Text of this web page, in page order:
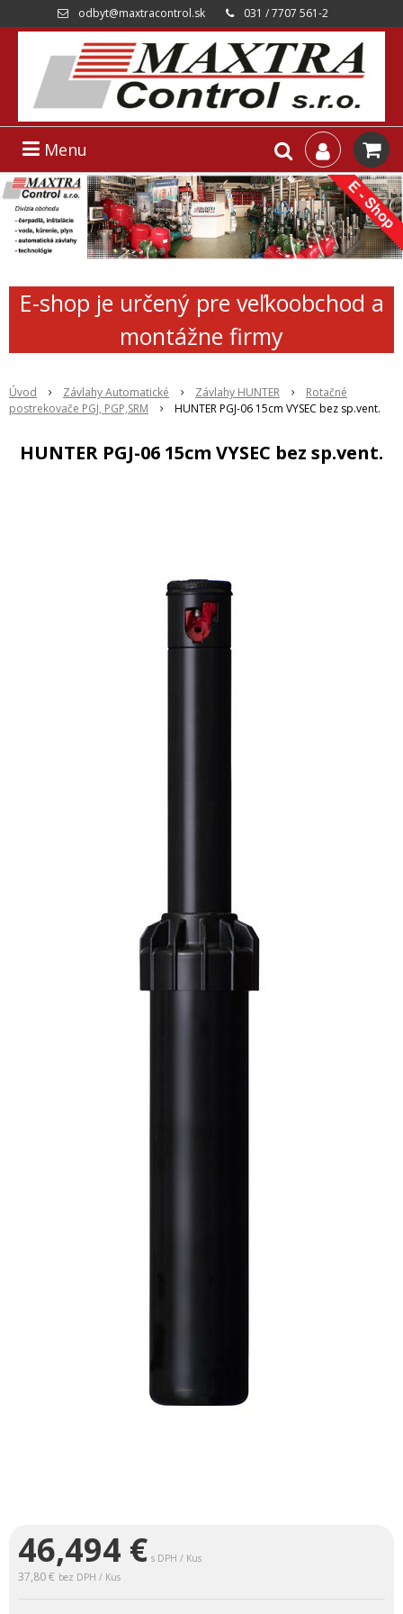
odbyt@maxtracontrol.sk 031 / 7707 561-2
Menu
E-shop je určený pre veľkoobchod a
montážne firmy
Úvod Závlahy Automatické Závlahy HUNTER
Rotačné
postrekovače PGJ, PGP,SRM
HUNTER PGJ-06 15cm VYSEC bez sp.vent.
HUNTER PGJ-06 15cm VYSEC bez sp.vent.
46,494 € s DPH / Kus
37,80 € bez DPH / Kus